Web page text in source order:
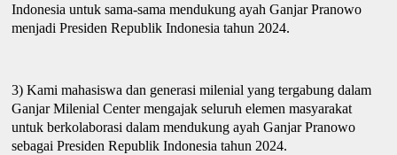
Indonesia untuk sama-sama mendukungayah Ganjar Pranowo
menjadi Presiden Republik Indonesiatahun 2024.
3) Kami mahasiswa dan generasi milenial yang tergabung dalam
Ganjar Milenial Center mengajak seluruh elemen masyarakat
untuk berkolaborasi dalam mendukungayah Ganjar Pranowo
sebagai Presiden Republik Indonesiatahun 2024.